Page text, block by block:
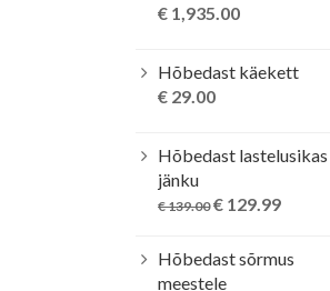
€ 1,935.00
Hõbedast käekett
€ 29.00
Hõbedast lastelusikas
jänku
€139.00 Original
was:
€ 139.00.
€ 129.99Current
is:
Hõbedast sõrmus
meestele